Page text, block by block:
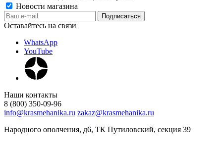
Новости магазина
Оставайтесь на связи
WhatsApp
YouTube
Наши контакты
8 (800) 350-09-96
info@krasmehanika.ru zakaz@krasmehanika.ru
Народного ополчения, д6, ТК Путиловский, секция 39